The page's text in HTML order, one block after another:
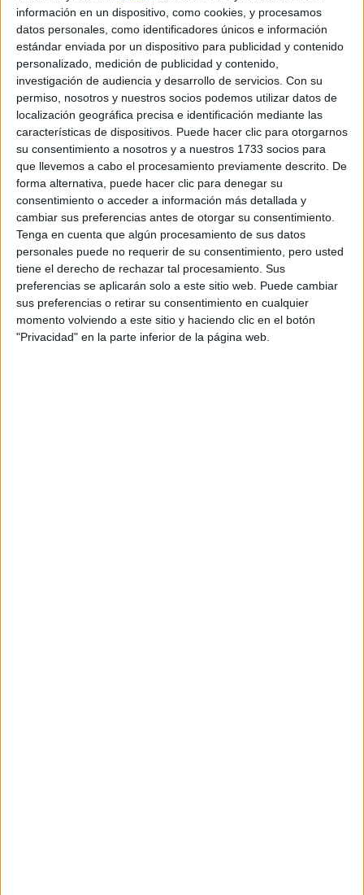
información en un dispositivo, como cookies, y procesamos
datos personales, como identificadores únicos e información
estándar enviada por un dispositivo para publicidad y contenido
personalizado, medición de publicidad y contenido,
investigación de audiencia y desarrollo de servicios. Con su
permiso, nosotros y nuestros socios podemos utilizar datos de
localización geográfica precisa e identificación mediante las
características de dispositivos. Puede hacer clic para otorgarnos
su consentimiento a nosotros y a nuestros 1733 socios para
que llevemos a cabo el procesamiento previamente descrito. De
forma alternativa, puede hacer clic para denegar su
consentimiento o acceder a información más detallada y
cambiar sus preferencias antes de otorgar su consentimiento.
Tenga en cuenta que algún procesamiento de sus datos
personales puede no requerir de su consentimiento, pero usted
tiene el derecho de rechazar tal procesamiento. Sus
preferencias se aplicarán solo a este sitio web. Puede cambiar
sus preferencias o retirar su consentimiento en cualquier
momento volviendo a este sitio y haciendo clic en el botón
"Privacidad" en la parte inferior de la página web.
La aparición de Beyoncé junto a Kamala Harris llega un en
momento crucial de la campaña, ya que las encuestas
entre ambos candidatos están bastante parejas. Algunos
sondeos afirman que en este último tiempo Trump tiene
la delantera, pero habrá que esperar hasta el 5 de
noviembre para saber quién será el próximo o la próxima
presidenta de los Estados Unidos.